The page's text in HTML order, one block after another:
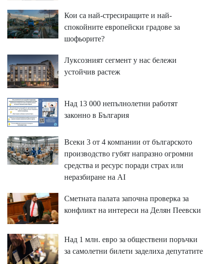
Кои са най-стресиращите и най-
спокойните европейски градове за
шофьорите?
Луксозният сегмент у нас бележи
устойчив растеж
Над 13 000 непълнолетни работят
законно в България
Всеки 3 от 4 компании от българското
производство губят напразно огромни
средства и ресурс поради страх или
неразбиране на AI
Сметната палата започна проверка за
конфликт на интереси на Делян Пеевски
Над 1 млн. евро за обществени поръчки
за самолетни билети заделиха депутатите